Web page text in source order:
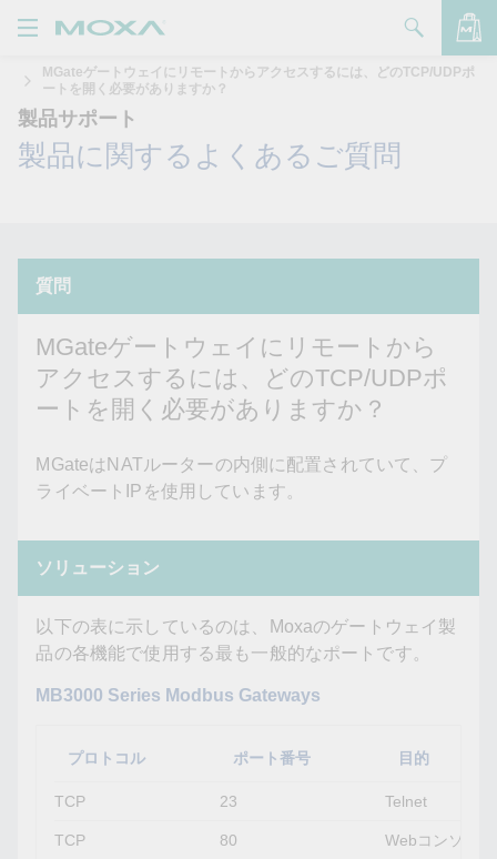
品
リューション
について
問い合わせ
ートナー・ゾーン
MGateゲートウェイにリモートからアクセスするには、どのTCP/UDPポ
ートを開く必要がありますか？
製品サポート
製品に関するよくあるご質問
質問
MGateゲートウェイにリモートから
アクセスするには、どのTCP/UDPポ
ートを開く必要がありますか？
MGateはNATルーターの内側に配置されていて、プ
ライベートIPを使用しています。
ソリューション
以下の表に示しているのは、Moxaのゲートウェイ製
品の各機能で使用する最も一般的なポートです。
MB3000 Series Modbus Gateways
プロトコル ポート番号 目的
TCP 23 Telnet
TCP 80 Webコンソール
バッグを見る